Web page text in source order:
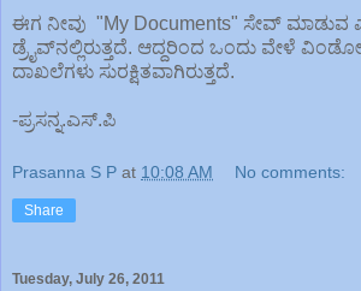
ಈಗ ನೀವು "My Documents" ಸೇವ್ ಮಾಡುವ
ಡ್ರೈವ್‌ನಲ್ಲಿರುತ್ತದೆ. ಆದ್ದರಿಂದ ಒಂದು ವೇಳೆ
ದಾಖಲೆಗಳು ಸುರಕ್ಷಿತವಾಗಿರುತ್ತದೆ.
-ಪ್ರಸನ್ನ.ಎಸ್.ಪಿ
Prasanna S P at 10:08 AM No comments:
Share
Tuesday, July 26, 2011